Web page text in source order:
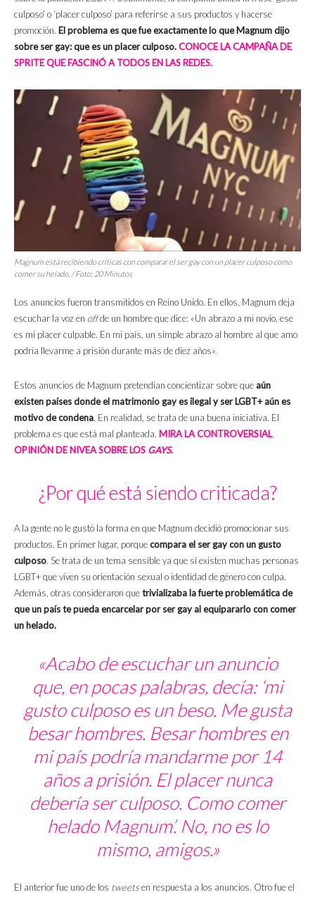
culposo’ o ‘placer culposo’ para referirse a sus productos y hacerse
promoción. El problema es que fue exactamente lo que Magnum dijo
sobre ser gay: que es un placer culposo.CONOCE LA CAMPAÑA DE
SPRITE QUE FASCINÓ A TODOS EN LAS REDES.
Magnum está recibiendo críticas con comparar el ser gay con un placer culposo como
comer su helado. / Foto: 20 Minutos
Los anuncios fueron transmitidos en Reino Unido. En ellos, Magnum deja
escuchar la voz en offde un hombre que dice: «Un abrazo a mi novio, ese
es mi placer culpable. En mi país, un simple abrazo al hombre al que amo
podría llevarme a prisión durante más de diez años».
Estos anuncios de Magnum pretendían concientizar sobre que aún
existen países donde el matrimonio gay es ilegal y ser LGBT+ aún es
motivo de condena. En realidad, se trata de una buena iniciativa. El
problema es que está mal planteada. MIRA LA CONTROVERSIAL
OPINIÓN DE NIVEA SOBRE LOS GAYS.
¿Por qué está siendo criticada?
A la gente no le gustó la forma en que Magnum decidió promocionar sus
productos. En primer lugar, porquecompara el ser gay con un gusto
culposo. Se trata de un tema sensible ya que sí existen muchas personas
LGBT+ que viven su orientación sexual o identidad de género con culpa.
Además, otras consideraron quetrivializaba la fuerte problemática de
que un país te pueda encarcelar por ser gay al equipararlo con comer
un helado.
«Acabo de escuchar un anuncio
que, en pocas palabras, decía: ‘mi
gusto culposo es un beso. Me gusta
besar hombres. Besar hombres en
mi país podría mandarme por 14
años a prisión. El placer nunca
debería ser culposo. Como comer
helado Magnum’. No, no es lo
mismo, amigos.»
El anterior fue uno de los tweetsen respuesta a los anuncios. Otro fue el